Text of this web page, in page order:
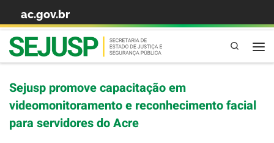
Skip to content
ac.gov.br
Pesquisa
Sejusp promove capacitação em
videomonitoramento e reconhecimento facial
para servidores do Acre